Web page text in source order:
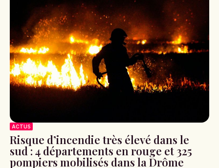
ACTUS
Risque d’incendie très élevé dans le
sud : 4 départements en rouge et 325
pompiers mobilisés dans la Drôme